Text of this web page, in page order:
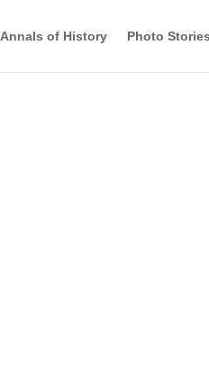
Annals of History Photo Stories